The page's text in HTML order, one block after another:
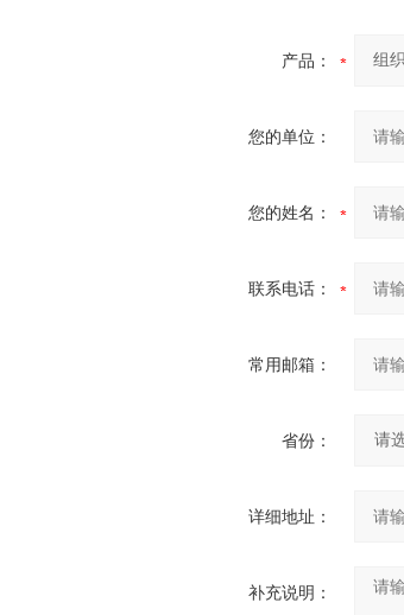
产品：
您的单位：
您的姓名：
联系电话：
常用邮箱：
省份：
详细地址：
补充说明：